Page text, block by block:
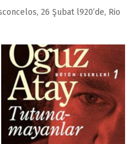
26 Şubat l920’de, Rio